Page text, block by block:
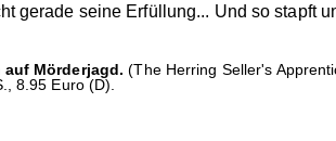
gerade seine Erfüllung... Und so stapft
auf Mörderjagd. (The Herring Seller's
8.95 Euro (D).